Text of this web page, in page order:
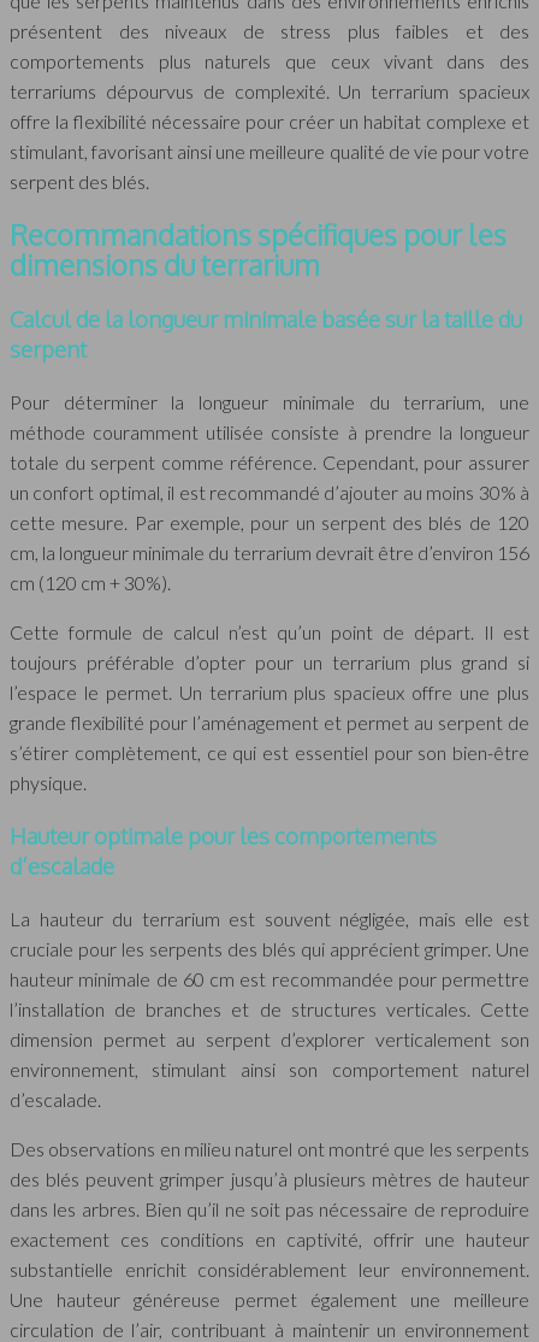
présentent des niveaux de stress plus faibles et des
comportements plus naturels que ceux vivant dans des
terrariums dépourvus de complexité. Un terrarium spacieux
offre la flexibilité nécessaire pour créer un habitat complexe et
stimulant, favorisant ainsi une meilleure qualité de vie pour votre
serpent des blés.
Recommandations spécifiques pour les
dimensions du terrarium
Calcul de la longueur minimale basée sur la taille du
serpent
Pour déterminer la longueur minimale du terrarium, une
méthode couramment utilisée consiste à prendre la longueur
totale du serpent comme référence. Cependant, pour assurer
un confort optimal, il est recommandé d’ajouter au moins 30% à
cette mesure. Par exemple, pour un serpent des blés de 120
cm, la longueur minimale du terrarium devrait être d’environ 156
cm (120 cm + 30%).
Cette formule de calcul n’est qu’un point de départ. Il est
toujours préférable d’opter pour un terrarium plus grand si
l’espace le permet. Un terrarium plus spacieux offre une plus
grande flexibilité pour l’aménagement et permet au serpent de
s’étirer complètement, ce qui est essentiel pour son bien-être
physique.
Hauteur optimale pour les comportements
d’escalade
La hauteur du terrarium est souvent négligée, mais elle est
cruciale pour les serpents des blés qui apprécient grimper. Une
hauteur minimale de 60 cm est recommandée pour permettre
l’installation de branches et de structures verticales. Cette
dimension permet au serpent d’explorer verticalement son
environnement, stimulant ainsi son comportement naturel
d’escalade.
Des observations en milieu naturel ont montré que les serpents
des blés peuvent grimper jusqu’à plusieurs mètres de hauteur
dans les arbres. Bien qu’il ne soit pas nécessaire de reproduire
exactement ces conditions en captivité, offrir une hauteur
substantielle enrichit considérablement leur environnement.
Une hauteur généreuse permet également une meilleure
circulation de l’air, contribuant à maintenir un environnement